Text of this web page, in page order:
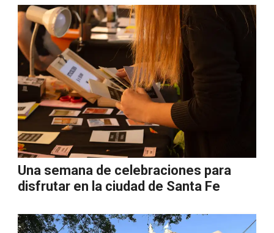
Una semana de celebraciones para
disfrutar en la ciudad de Santa Fe